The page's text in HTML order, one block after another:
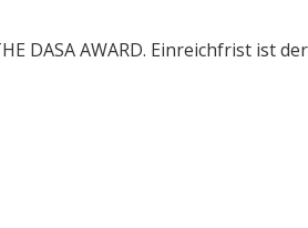
DASA AWARD. Einreichfrist ist